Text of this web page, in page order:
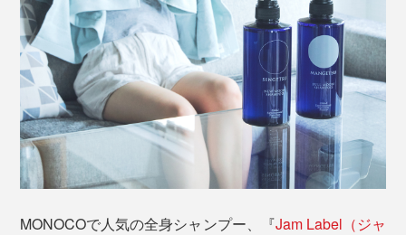
MONOCOで人気の全身シャンプー、『Jam Label（ジャ